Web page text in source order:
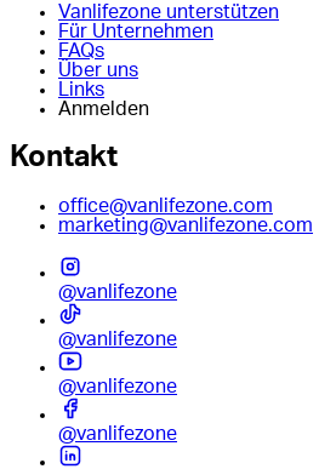
Vanlifezone unterstützen
Für Unternehmen
FAQs
Über uns
Links
Anmelden
Kontakt
office@vanlifezone.com
marketing@vanlifezone.com
@vanlifezone
@vanlifezone
@vanlifezone
@vanlifezone